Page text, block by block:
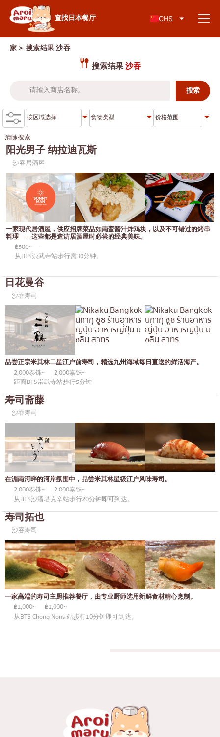
查找日本餐厅 CHS
日本料理
按食物类型搜索
寿司
拉面
居酒屋
日式烤肉/烤肉
猪排盖饭/炸猪排
涮涮锅/寿喜烧
日式咖喱
日式烤鸡肉串
荞麦面/乌冬面
日本糖果
天妇罗
主厨推荐
高级日式餐厅
刺身/海鲜
日式西餐
烤鳗鱼
日本饭团
螃蟹
御好烧/天妇罗
丼（米饭）
自助餐
牛排
油炸食品
日式火锅
烤串/烤内脏
传统日本餐厅
章鱼烧
按地区搜索
查伦克伦
吞武里
暹
通罗
完全相同的
彭蓬
阿索克
阿里
风车
沙吞
论坚果
拉玛九世
拉差达
帕卡侬
奔集
奇隆
邦纳
很多的
乌东苏克
是拉差
暹罗天地
中央世界
暖武里府
清迈
拉差帕拉
北榄府
知识专栏
特别文章
KOL推荐的文章
家＞ 搜索结果沙吞
搜索结果沙吞
清除搜索
阳光男子 纳拉迪瓦斯
沙吞居酒屋
一家现代居酒屋，供应招牌菜品如南蛮酱汁炸鸡块，以及不可错过的烤串
料理——这些都是造访居酒屋时必尝的经典美味。
฿500~
-
从BTS崇武寺站步行需30分钟。
日花曼谷
沙吞寿司
品尝正宗米其林二星江户前寿司，精选九州海域每日直送的鲜活海产。
2,000泰铢~
2,000泰铢~
距离BTS崇武寺站步行5分钟
寿司斋藤
沙吞寿司
在湄南河畔的河岸氛围中，品尝米其林星级江户风味寿司。
2,000泰铢~
2,000泰铢~
从BTS沙潘塔克辛站步行20分钟即可到达。
寿司拓也
沙吞寿司
一家高端的寿司主厨推荐餐厅，由专业厨师选用新鲜食材精心烹制。
฿1,000~
฿1,000~
从BTS Chong Nonsi站步行10分钟即可到达。